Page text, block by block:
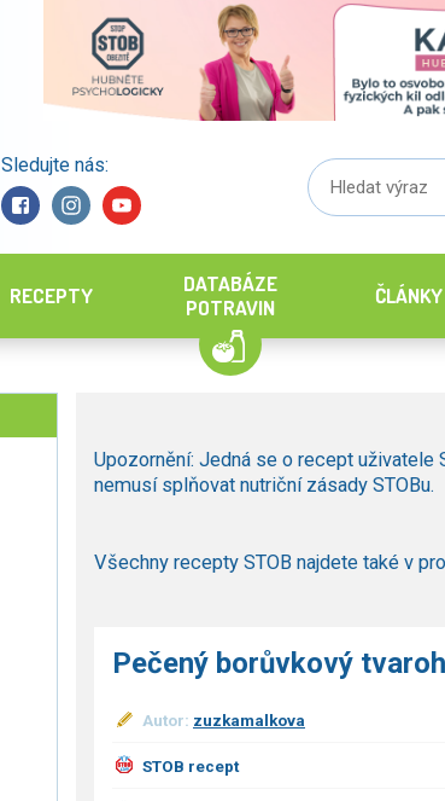
Sledujte nás:
RECEPTY
DATABÁZE
POTRAVIN
ČLÁNKY
Upozornění: Jedná se o recept uživatele
nemusí splňovat nutriční zásady STOBu.
Všechny recepty STOB najdete také v
Pečený borůvkový tvaroh
Autor: zuzkamalkova
STOB recept